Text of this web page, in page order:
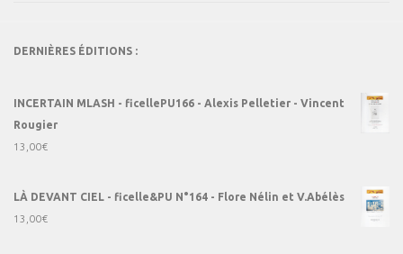
DERNIÈRES ÉDITIONS :
INCERTAIN MLASH - ficellePU166 - Alexis Pelletier - Vincent
Rougier
13,00€
LÀ DEVANT CIEL - ficelle&PU N°164 - Flore Nélin et V.Abélès
13,00€